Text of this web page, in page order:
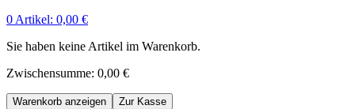
0 Artikel: 0,00 €
Sie haben keine Artikel im Warenkorb.
Zwischensumme: 0,00 €
Warenkorb anzeigen Zur Kasse